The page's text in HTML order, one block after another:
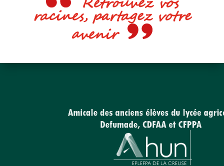
racines, partagez votre
avenir